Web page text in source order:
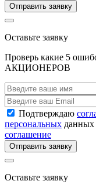
Отправить заявку
Оставьте заявку
Проверь какие 5
АКЦИОНЕРОВ
Подтверждаю
персональных
соглашение
Отправить заявку
Оставьте заявку